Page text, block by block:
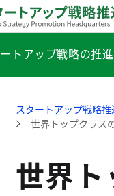
トアップ戦略の推進
スタートアップ戦略
世界トップクラス
世界